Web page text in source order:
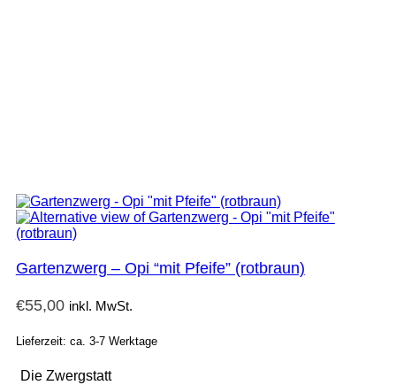
Gartenzwerg – Opi “mit Pfeife” (rotbraun)
€55,00 inkl. MwSt.
Lieferzeit: ca. 3-7 Werktage
Die Zwergstatt